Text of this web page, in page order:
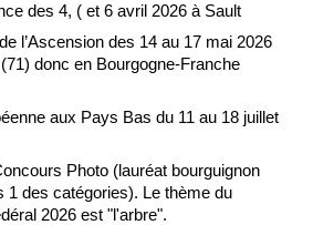
des 4, ( et 6 avril 2026 à Sault
l’Ascension des 14 au 17 mai 2026
donc en Bourgogne-Franche
aux Pays Bas du 11 au 18 juillet
Photo (lauréat bourguignon
1 des catégories). Le thème du
2026 est "l'arbre".